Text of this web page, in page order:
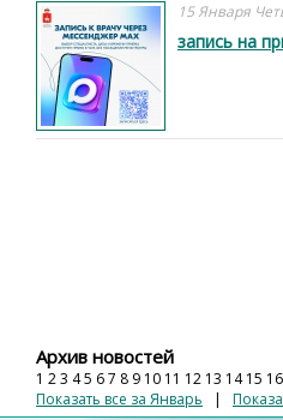
15 Января
запись на
Архив новостей
1 23 45 67 8 9 10 11 12 13 14 15 16
Показать все за Январь |